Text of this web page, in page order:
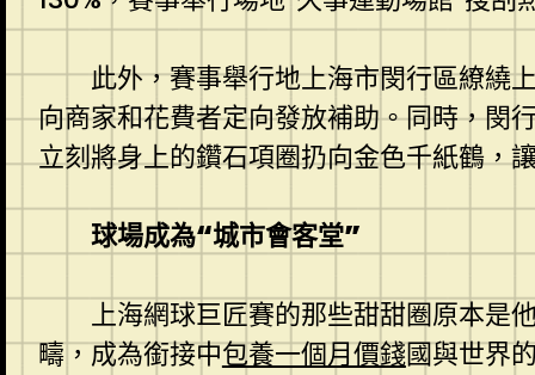
此外，賽事舉行地上海市閔行區繚繞
向商家和花費者定向發放補助。同時，閔
立刻將身上的鑽石項圈扔向金色千紙鶴，
球場成為“城市會客堂”
上海網球巨匠賽的那些甜甜圈原本是
疇，成為銜接中包養一個月價錢國與世界